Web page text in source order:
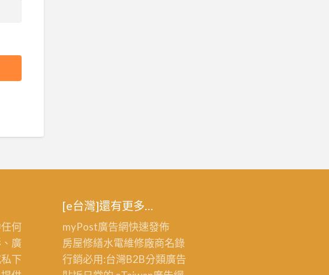
何
廣
下
[e台灣]還有更多…
myPost廣告網快速發佈
房屋修繕水電維修廠商名錄
行銷必用:台灣B2B分類廣告